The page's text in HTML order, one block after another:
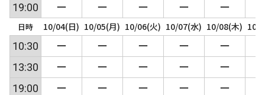
19:00
ー ー ー ー ー
日時 10/04(日) 10/05(月) 10/06(火) 10/07(水) 10/08(木) 10/
10:30 ー ー ー ー ー
13:30
ー ー ー ー ー
19:00
ー ー ー ー ー